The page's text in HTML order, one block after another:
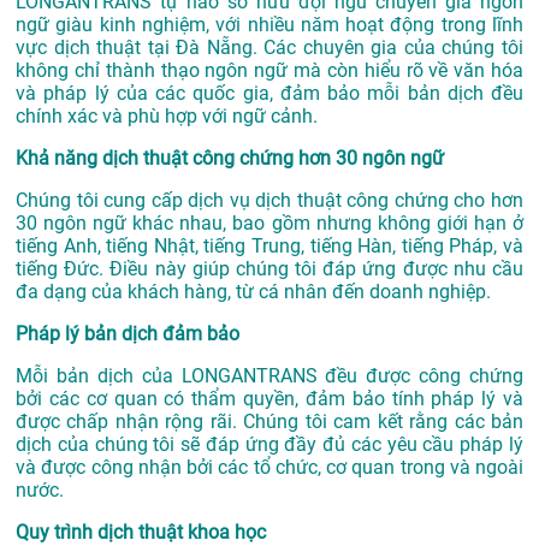
ngữ giàu kinh nghiệm, với nhiều năm hoạt động trong lĩnh
vực dịch thuật tại Đà Nẵng. Các chuyên gia của chúng tôi
không chỉ thành thạo ngôn ngữ mà còn hiểu rõ về văn hóa
và pháp lý của các quốc gia, đảm bảo mỗi bản dịch đều
chính xác và phù hợp với ngữ cảnh.
Khả năng dịch thuật công chứng hơn 30 ngôn ngữ
Chúng tôi cung cấp dịch vụ dịch thuật công chứng cho hơn
30 ngôn ngữ khác nhau, bao gồm nhưng không giới hạn ở
tiếng Anh, tiếng Nhật, tiếng Trung, tiếng Hàn, tiếng Pháp, và
tiếng Đức. Điều này giúp chúng tôi đáp ứng được nhu cầu
đa dạng của khách hàng, từ cá nhân đến doanh nghiệp.
Pháp lý bản dịch đảm bảo
Mỗi bản dịch của LONGANTRANS đều được công chứng
bởi các cơ quan có thẩm quyền, đảm bảo tính pháp lý và
được chấp nhận rộng rãi. Chúng tôi cam kết rằng các bản
dịch của chúng tôi sẽ đáp ứng đầy đủ các yêu cầu pháp lý
và được công nhận bởi các tổ chức, cơ quan trong và ngoài
nước.
Quy trình dịch thuật khoa học